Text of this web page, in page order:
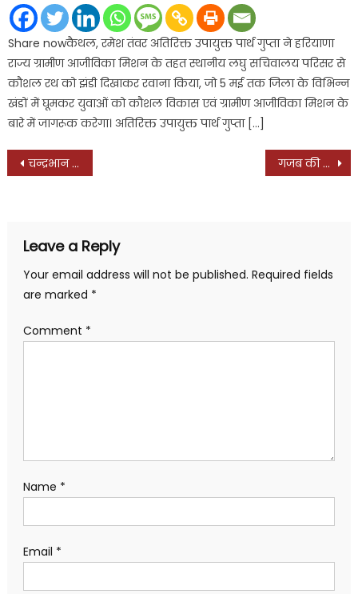
Share nowकैथल, रमेश तंवर अतिरिक्त उपायुक्त पार्थ गुप्ता ने हरियाणा
राज्य ग्रामीण आजीविका मिशन के तहत स्थानीय लघु सचिवालय परिसर से
कौशल रथ को झंडी दिखाकर रवाना किया, जो 5 मई तक जिला के विभिन्न
खंडों में घूमकर युवाओं को कौशल विकास एवं ग्रामीण आजीविका मिशन के
बारे में जागरूक करेगा। अतिरिक्त उपायुक्त पार्थ गुप्ता […]
Post
चन्द्रभान गुप्ता श्री वैश्य अग्रवाल पंचायत के निर्विरोध अध्यक्ष निर्वाचित गजब की थी विपक्षी एकता, एक CM को शपथ दिलाने 22 भावी पीएम पहुंचे : उदित राज
Leave a Reply
Your email address will not be published. Required fields
are marked *
Comment *
Name *
Email *